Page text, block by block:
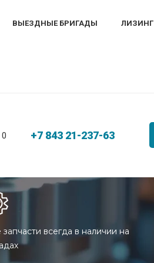
ВЫЕЗДНЫЕ БРИГАДЫ ЛИЗИНГ
+7 843 21-237-63
запчасти всегда в наличии на